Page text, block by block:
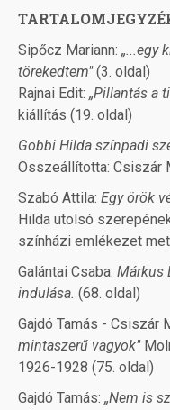
Sipőcz Mariann: „...egy
törekedtem"(3. oldal)
Rajnai Edit: „Pillantás a
kiállítás (19. oldal)
Gobbi Hilda színpadi
Összeállította: Csiszár
Szabó Attila: Egy örök
Hilda utolsó
színházi emlékezet
Galántai Csaba: Márkus
indulása. (68. oldal)
Gajdó Tamás - Csiszár
mintaszerű vagyok"
1926-1928 (75. oldal)
Gajdó Tamás: „Nem is